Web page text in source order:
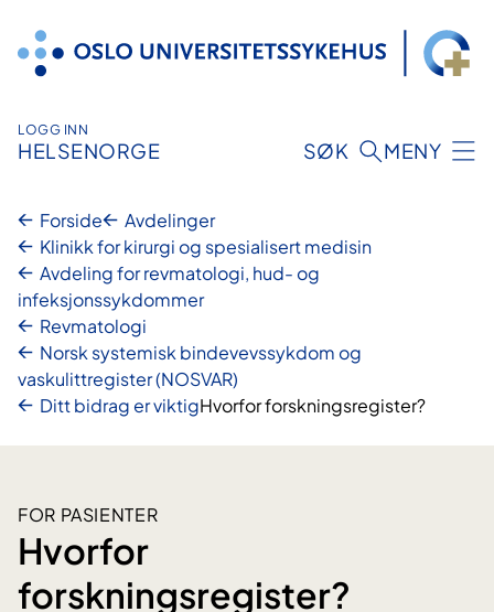
innhold
LOGG INN
HELSENORGE SØK MENY
Forside
Avdelinger
Klinikk for kirurgi og spesialisert medisin
Avdeling for revmatologi, hud- og
infeksjonssykdommer
Revmatologi
Norsk systemisk bindevevssykdom og
vaskulittregister (NOSVAR)
Ditt bidrag er viktigHvorfor forskningsregister?
FOR PASIENTER
Hvorfor
forskningsregister?